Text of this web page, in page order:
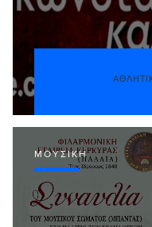
ΜΟΥΣΙΚΉ